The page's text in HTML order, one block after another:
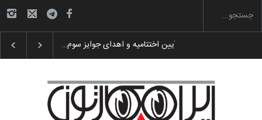
به یاد اردوغان باشول (۱۹۳۶–۲۰۲۶)